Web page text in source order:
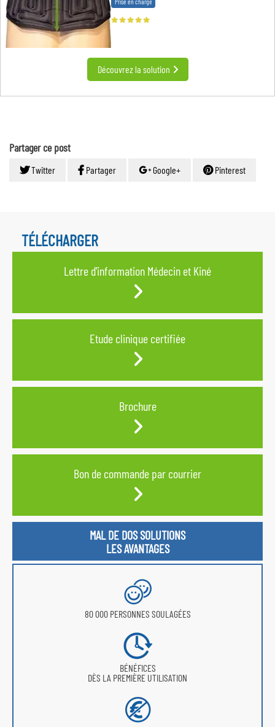
Découvrez la solution
Partager ce post
Twitter Partager Google+ Pinterest
TÉLÉCHARGER
Lettre d'information Médecin et Kiné
Etude clinique certifiée
Brochure
Bon de commande par courrier
MAL DE DOS SOLUTIONS
LES AVANTAGES
80 000 PERSONNES SOULAGÉES
BÉNÉFICES
DÈS LA PREMIÈRE UTILISATION